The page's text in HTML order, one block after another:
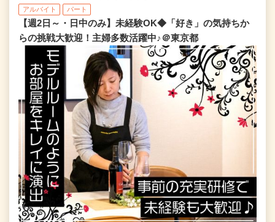
アルバイト パート
【週2日～・日中のみ】未経験OK◆「好き」の気持ちか
らの挑戦大歓迎！主婦多数活躍中♪＠東京都